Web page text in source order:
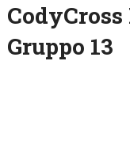
Gruppo 13